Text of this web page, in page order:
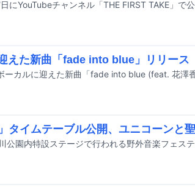
えた新曲「fade into blue」リリース
タイムテーブル公開、ユニコーンと